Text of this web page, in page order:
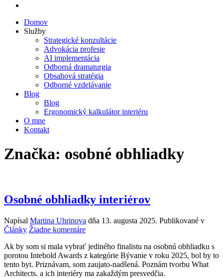
Domov
Služby
Strategické konzultácie
Advokácia profesie
AI implementácia
Odborná dramaturgia
Obsahová stratégia
Odborné vzdelávanie
Blog
Blog
Ergonomický kalkulátor interiéru
O mne
Kontakt
Značka: osobné obhliadky
Osobné obhliadky interiérov
Napísal Martina Uhrinova dňa 13. augusta 2025. Publikované v
Články Žiadne komentárena
obhliadky
interiérov
Ak by som si mala vybrať jediného finalistu na osobnú obhliadku s
porotou Intebold Awards z kategórie Bývanie v roku 2025, bol by to
tento byt. Priznávam, som zaujato-nadšená. Poznám tvorbu What
Architects. a ich interiéry ma zakaždým presvedčia.